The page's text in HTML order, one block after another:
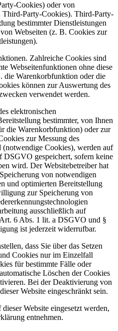
Cookies) oder von
Third-Party-Cookies). Third-Party-
bestimmter Dienstleistungen
Webseiten (z. B. Cookies zur
Zahlreiche Cookies sind
Webseitenfunktionen ohne diese
Warenkorbfunktion oder die
können zur Auswertung des
verwendet werden.
elektronischen
bestimmter, von Ihnen
die Warenkorbfunktion) oder zur
zur Messung des
Cookies), werden auf
gespeichert, sofern keine
wird. Der Websitebetreiber hat
von notwendigen
und optimierten Bereitstellung
zur Speicherung von
ausschließlich auf
6 Abs. 1 lit. a DSGVO und §
ist jederzeit widerrufbar.
dass Sie über das Setzen
Cookies nur im Einzelfall
für bestimmte Fälle oder
Löschen der Cookies
Bei der Deaktivierung von
Website eingeschränkt sein.
Website eingesetzt werden,
entnehmen.